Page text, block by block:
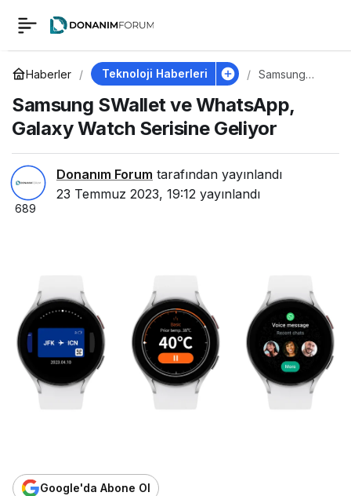
Haberler Teknoloji Haberleri
Samsung
WhatsApp,
Galaxy Watch
Serisine
Samsung SWallet ve WhatsApp,
Galaxy Watch Serisine Geliyor
Donanım Forum tarafından yayınlandı
23 Temmuz 2023, 19:12 yayınlandı
689
Google'da Abone Ol
Samsung SWallet ve
WhatsApp, Galaxy
Watch Serisine
Geliyor